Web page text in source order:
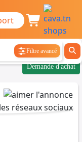
Filtre avancé
Demande d'achat